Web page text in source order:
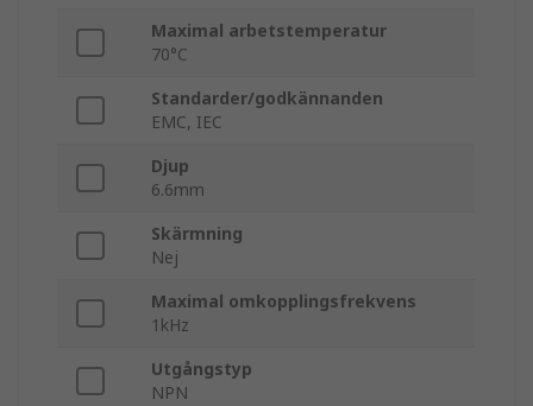
Maximal arbetstemperatur
70°C
Standarder/godkännanden
EMC, IEC
Djup
6.6mm
Skärmning
Nej
Maximal omkopplingsfrekvens
1kHz
Utgångstyp
NPN